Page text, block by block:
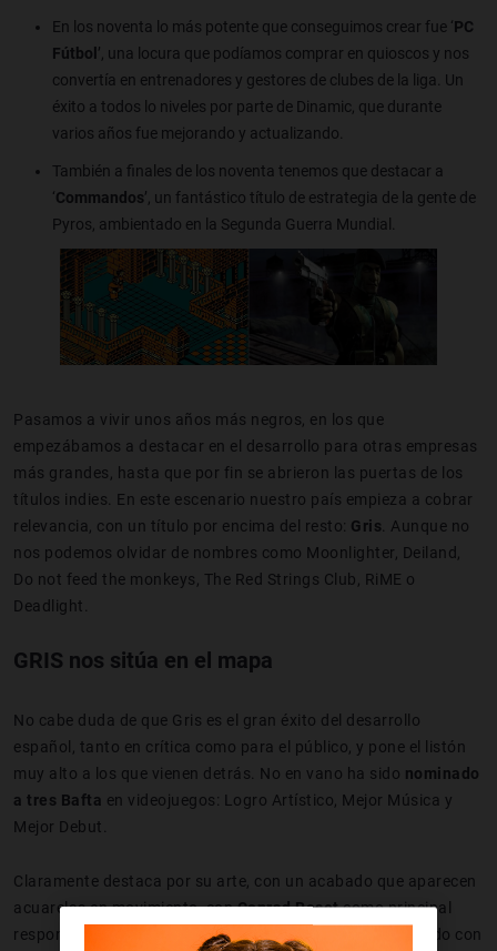
En los noventa lo más potente que conseguimos crear fue ‘PC
Fútbol’, una locura que podíamos comprar en quioscos y nos
convertía en entrenadores y gestores de clubes de la liga. Un
éxito a todos lo niveles por parte de Dinamic, que durante
varios años fue mejorando y actualizando.
También a finales de los noventa tenemos que destacar a
‘Commandos’, un fantástico título de estrategia de la gente de
Pyros, ambientado en la Segunda Guerra Mundial.
Pasamos a vivir unos años más negros, en los que
empezábamos a destacar en el desarrollo para otras empresas
más grandes, hasta que por fin se abrieron las puertas de los
títulos indies. En este escenario nuestro país empieza a cobrar
relevancia, con un título por encima del resto: Gris . Aunque no
nos podemos olvidar de nombres como Moonlighter, Deiland,
Do not feed the monkeys, The Red Strings Club, RiME o
Deadlight.
GRIS nos sitúa en el mapa
No cabe duda de que Gris es el gran éxito del desarrollo
español, tanto en crítica como para el público, y pone el listón
muy alto a los que vienen detrás. No en vano ha sido nominado
a tres Bafta en videojuegos: Logro Artístico, Mejor Música y
Mejor Debut.
Claramente destaca por su arte, con un acabado que aparecen
acuarelas en movimiento, conConrad Rosetcomo principal
responsable. De hecho ya ganó el premio Annie relacionado con